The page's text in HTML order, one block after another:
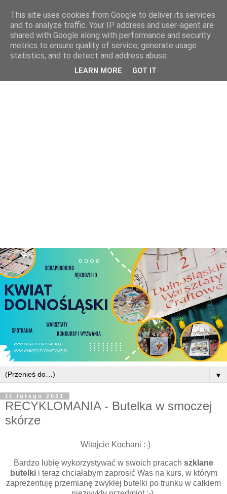
▼
11 lutego 2021
RECYKLOMANIA - Butelka w smoczej
skórze
Witajcie Kochani :-)
Bardzo lubię wykorzystywać w swoich pracach szklane
butelkii teraz chciałabym zaprosić Was na kurs, w którym
zaprezentuję przemianę zwykłej butelki po trunku w całkiem
This site uses cookies from Google to deliver its services
and to analyze traffic. Your IP address and user-agent are
shared with Google along with performance and security
metrics to ensure quality of service, generate usage
statistics, and to detect and address abuse.
LEARN MORE GOT IT